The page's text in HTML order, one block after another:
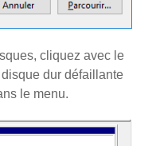
cliquez avec le
dur défaillante
le menu.